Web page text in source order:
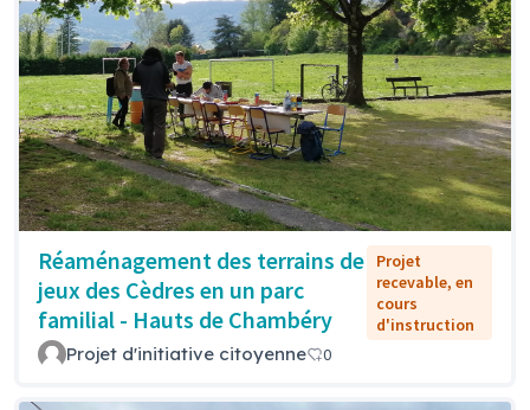
Réaménagement des terrains de
jeux des Cèdres en un parc
familial - Hauts de Chambéry
Projet
recevable, en
cours
d'instruction
Projet d'initiative citoyenne 0